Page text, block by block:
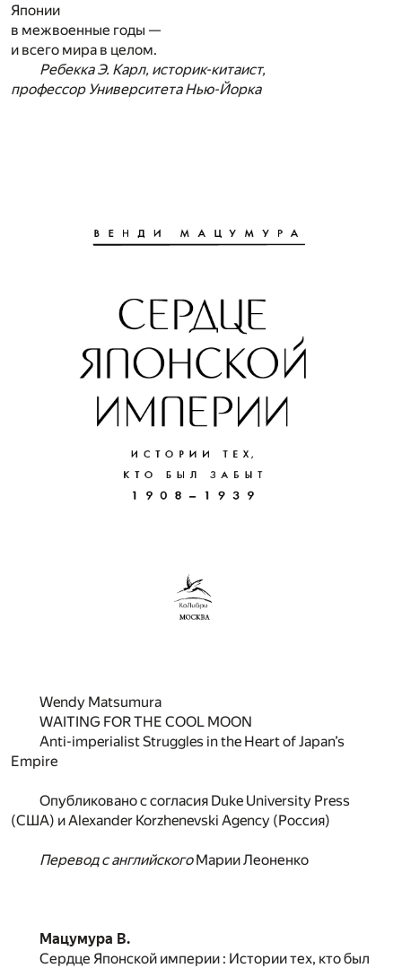
Японии
в межвоенные годы —
и всего мира в целом.
Ребекка Э. Карл, историк-китаист,
профессор Университета Нью-Йорка
Wendy Matsumura
WAITING FOR THE COOL MOON
Anti-imperialist Struggles in the Heart of Japan’s
Empire
Опубликовано с согласия Duke University Press
(США) и Alexander Korzhenevski Agency (Россия)
Перевод с английскогоМарии Леоненко
Мацумура В.
Сердце Японской империи : Истории тех, кто был